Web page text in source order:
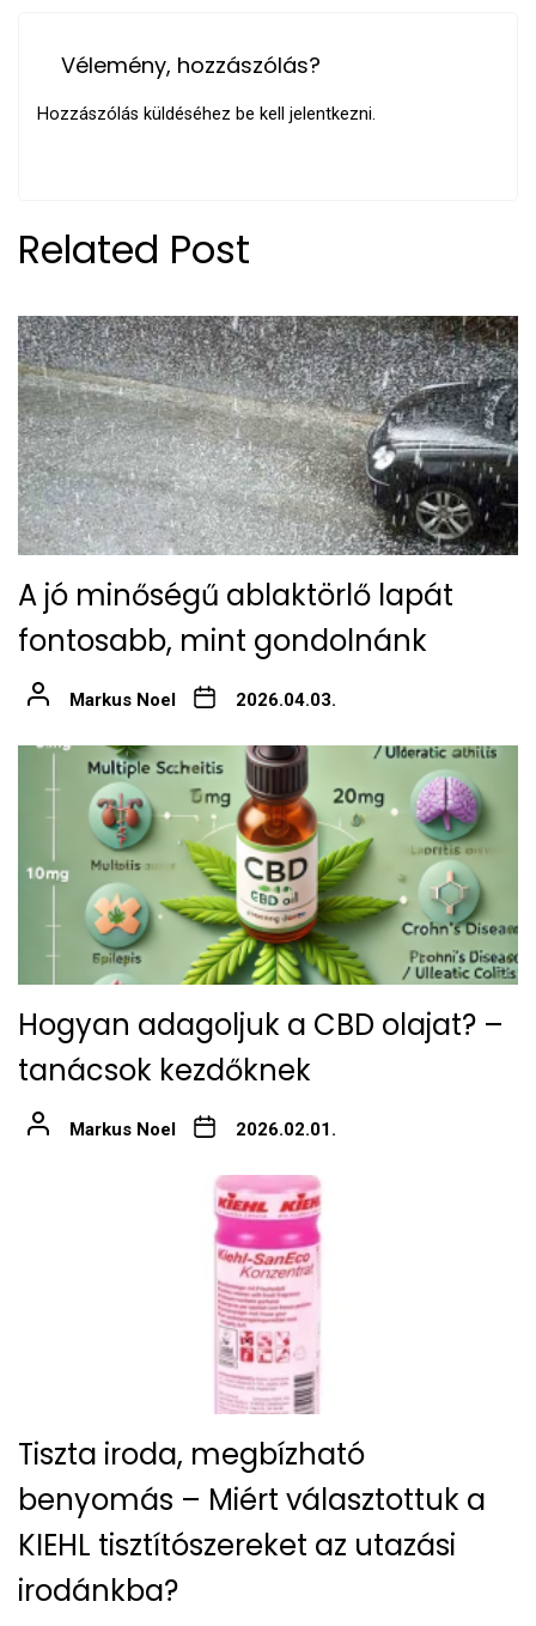
Vélemény, hozzászólás?
Hozzászólás küldéséhez be kell jelentkezni.
Related Post
A jó minőségű ablaktörlő lapát
fontosabb, mint gondolnánk
Markus Noel 2026.04.03.
Hogyan adagoljuk a CBD olajat? –
tanácsok kezdőknek
Markus Noel 2026.02.01.
Tiszta iroda, megbízható
benyomás – Miért választottuk a
KIEHL tisztítószereket az utazási
irodánkba?